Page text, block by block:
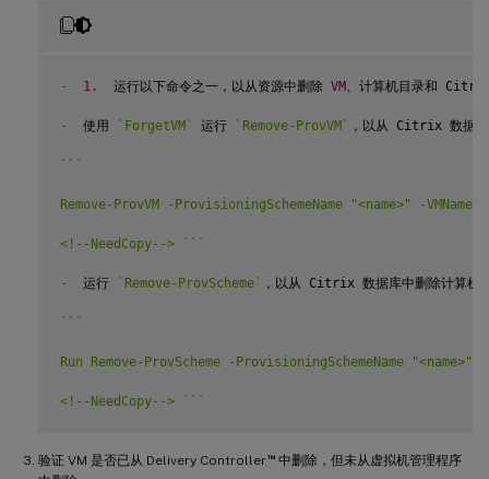
- 1.
  运行以下命令之一，以从资源中删除
VM 、计算机目录和
-
  使用
` ForgetVM` 运行 ` Remove-ProvVM` ，以从 Citrix 数据
` ` `
Remove-ProvVM -ProvisioningSchemeName "<name>" -VMName
<!--NeedCopy--> ` ` `
-
  运行
` Remove-ProvScheme` ，以从 Citrix 数据库中删除计算机
` ` `
Run Remove-ProvScheme -ProvisioningSchemeName "<name>"
<!--NeedCopy--> ` ` `
验证 VM 是否已从 Delivery Controller™中删除，但未从虚拟机管理程序